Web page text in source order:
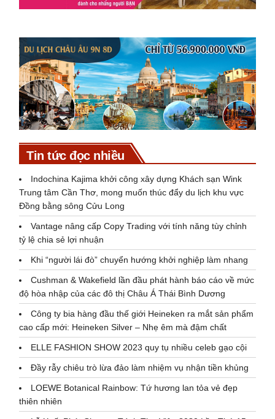
Tin tức đọc nhiều
Indochina Kajima khởi công xây dựng Khách sạn Wink
Trung tâm Cần Thơ, mong muốn thúc đẩy du lịch khu vực
Đồng bằng sông Cửu Long
Vantage nâng cấp Copy Trading với tính năng tùy chỉnh
tỷ lệ chia sẻ lợi nhuận
Khi “người lái đò” chuyển hướng khởi nghiệp làm nhang
Cushman & Wakefield lần đầu phát hành báo cáo về mức
độ hòa nhập của các đô thị Châu Á Thái Bình Dương
Công ty bia hàng đầu thế giới Heineken ra mắt sản phẩm
cao cấp mới: Heineken Silver – Nhẹ êm mà đậm chất
ELLE FASHION SHOW 2023 quy tụ nhiều celeb gạo cội
Đầy rẫy chiêu trò lừa đảo làm nhiệm vụ nhận tiền khủng
LOEWE Botanical Rainbow: Tứ hương lan tỏa vẻ đẹp
thiên nhiên